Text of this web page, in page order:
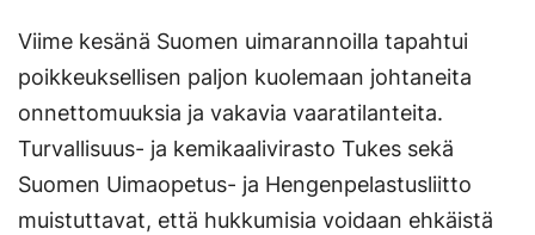
Viime kesänä Suomen uimarannoilla tapahtui
poikkeuksellisen paljon kuolemaan johtaneita
onnettomuuksia ja vakavia vaaratilanteita.
Turvallisuus- ja kemikaalivirasto Tukes sekä
Suomen Uimaopetus- ja Hengenpelastusliitto
muistuttavat, että hukkumisia voidaan ehkäistä